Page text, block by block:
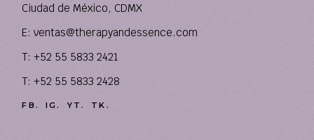
Ciudad de México, CDMX
E:ventas@therapyandessence.com
T: +52 55 5833 2421
T: +52 55 5833 2428
FB. IG. YT. TK.